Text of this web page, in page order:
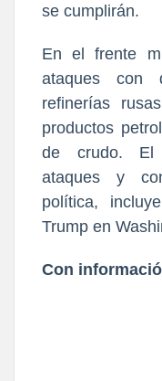
se cumplirán.
En el frente
ataques con
refinerías
productos
de crudo. El
ataques y
política,
Trump en
Con